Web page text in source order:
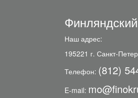
Наш адрес:
195221 г. Санкт-
Телефон: (812)
E-mail: